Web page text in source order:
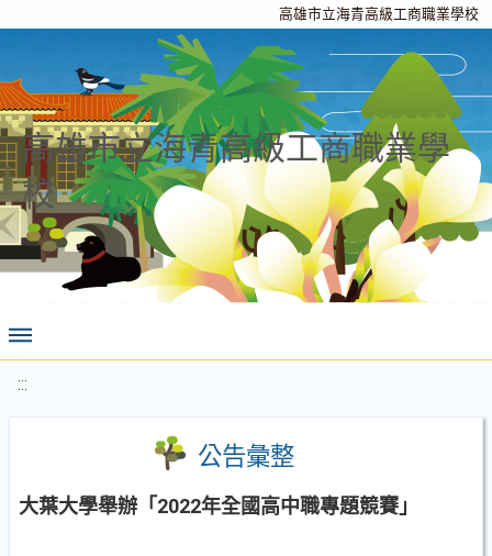
高雄市立海青高級工商職業學校
高雄市立海青高級工商職業學
校
:::
公告彙整
大葉大學舉辦「2022年全國高中職專題競賽」